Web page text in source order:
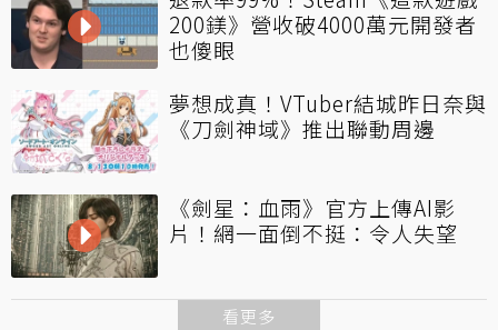
200鎂》營收破4000萬元開發者
也傻眼
夢想成真！VTuber結城昨日奈與
《刀劍神域》推出聯動周邊
《劍星：血雨》官方上傳AI影
片！網一面倒不挺：令人失望
看更多